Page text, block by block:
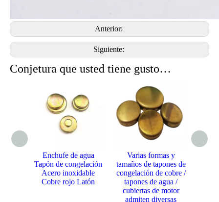
Anterior:
Siguiente:
Conjetura que usted tiene gusto…
congelación
Varias formas y
tamaños de tapones de
congelación de cobre /
tapones de agua /
Varias formas y
tamaños de tapones de
congelación de cobre /
tapones de agua /
cubiertas de motor
admiten diversas